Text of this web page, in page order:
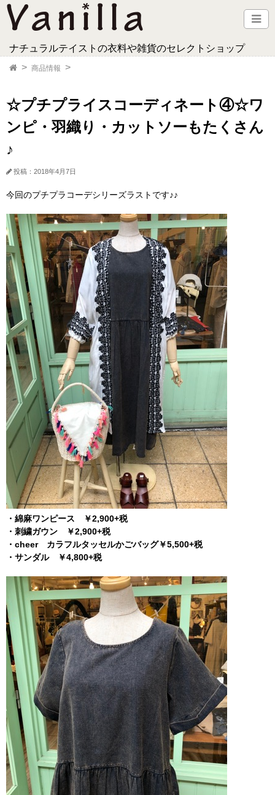
ナチュラルテイストの衣料や雑貨のセレクトショップ
商品情報
☆プチプライスコーディネート④☆ワ
ンピ・羽織り・カットソーもたくさん
♪
投稿：2018年4月7日
今回のプチプラコーデシリーズラストです♪♪
・綿麻ワンピース ￥2,900+税
・刺繍ガウン ￥2,900+税
・cheer カラフルタッセルかごバッグ￥5,500+税
・サンダル ￥4,800+税